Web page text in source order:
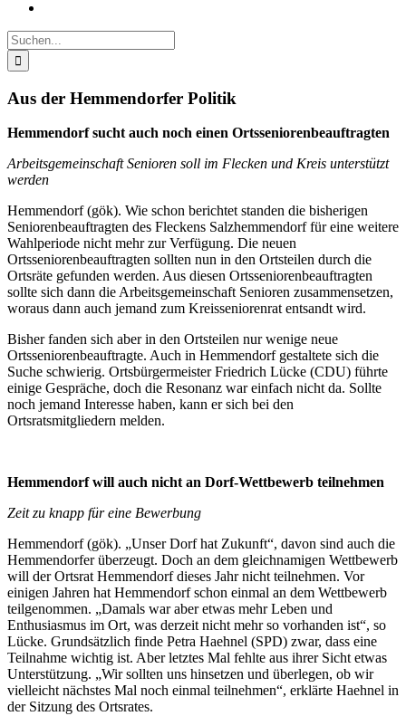
Suche
nach:
Aus der Hemmendorfer Politik
Hemmendorf sucht auch noch einen Ortsseniorenbeauftragten
Arbeitsgemeinschaft Senioren soll im Flecken und Kreis unterstützt
werden
Hemmendorf (gök). Wie schon berichtet standen die bisherigen
Seniorenbeauftragten des Fleckens Salzhemmendorf für eine weitere
Wahlperiode nicht mehr zur Verfügung. Die neuen
Ortsseniorenbeauftragten sollten nun in den Ortsteilen durch die
Ortsräte gefunden werden. Aus diesen Ortsseniorenbeauftragten
sollte sich dann die Arbeitsgemeinschaft Senioren zusammensetzen,
woraus dann auch jemand zum Kreisseniorenrat entsandt wird.
Bisher fanden sich aber in den Ortsteilen nur wenige neue
Ortsseniorenbeauftragte. Auch in Hemmendorf gestaltete sich die
Suche schwierig. Ortsbürgermeister Friedrich Lücke (CDU) führte
einige Gespräche, doch die Resonanz war einfach nicht da. Sollte
noch jemand Interesse haben, kann er sich bei den
Ortsratsmitgliedern melden.
Hemmendorf will auch nicht an Dorf-Wettbewerb teilnehmen
Zeit zu knapp für eine Bewerbung
Hemmendorf (gök). „Unser Dorf hat Zukunft“, davon sind auch die
Hemmendorfer überzeugt. Doch an dem gleichnamigen Wettbewerb
will der Ortsrat Hemmendorf dieses Jahr nicht teilnehmen. Vor
einigen Jahren hat Hemmendorf schon einmal an dem Wettbewerb
teilgenommen. „Damals war aber etwas mehr Leben und
Enthusiasmus im Ort, was derzeit nicht mehr so vorhanden ist“, so
Lücke. Grundsätzlich finde Petra Haehnel (SPD) zwar, dass eine
Teilnahme wichtig ist. Aber letztes Mal fehlte aus ihrer Sicht etwas
Unterstützung. „Wir sollten uns hinsetzen und überlegen, ob wir
vielleicht nächstes Mal noch einmal teilnehmen“, erklärte Haehnel in
der Sitzung des Ortsrates.